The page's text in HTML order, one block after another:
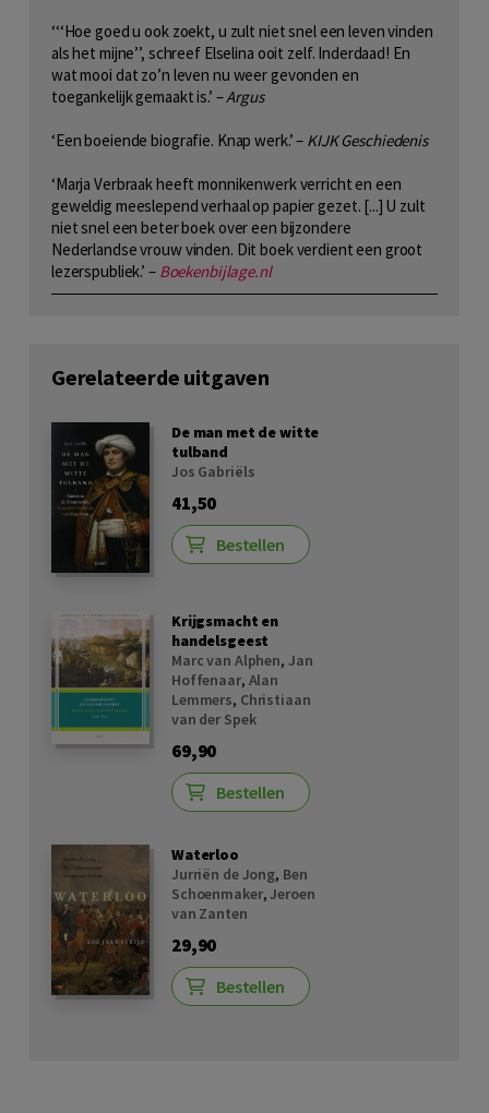
‘‘‘Hoe goed u ook zoekt, u zult niet snel een leven vinden
als het mijne’’, schreef Elselina ooit zelf. Inderdaad! En
wat mooi dat zo’n leven nu weer gevonden en
toegankelijk gemaakt is.’ –Argus
‘Een boeiende biografie. Knap werk.’ – KIJK Geschiedenis
‘Marja Verbraak heeft monnikenwerk verricht en een
geweldig meeslepend verhaal op papier gezet. [...] U zult
niet snel een beter boek over een bijzondere
Nederlandse vrouw vinden. Dit boek verdient een groot
lezerspubliek.’ – Boekenbijlage.nl
Gerelateerde uitgaven
De man met de witte
tulband
Jos Gabriëls
41,50
Bestellen
Krijgsmacht en
handelsgeest
Marc van Alphen, Jan
Hoffenaar, Alan
Lemmers, Christiaan
van der Spek
69,90
Bestellen
Waterloo
Jurriën de Jong, Ben
Schoenmaker,Jeroen
van Zanten
29,90
Bestellen